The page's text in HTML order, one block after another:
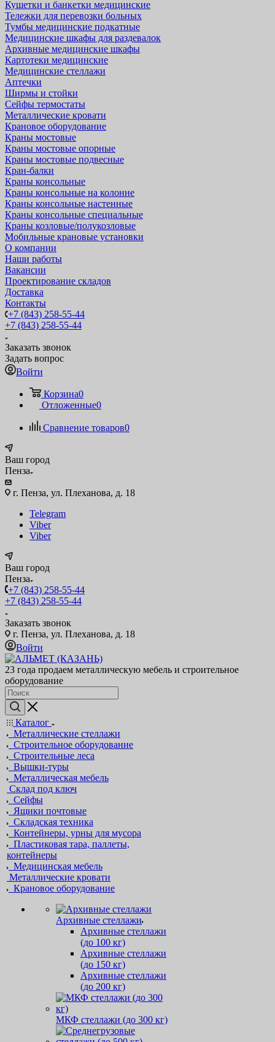
Кушетки и банкетки медицинские
Тележки для перевозки больных
Тумбы медицинские подкатные
Медицинские шкафы для раздевалок
Архивные медицинские шкафы
Картотеки медицинские
Медицинские стеллажи
Аптечки
Ширмы и стойки
Сейфы термостаты
Металлические кровати
Крановое оборудование
Краны мостовые
Краны мостовые опорные
Краны мостовые подвесные
Кран-балки
Краны консольные
Краны консольные на колонне
Краны консольные настенные
Краны консольные специальные
Краны козловые/полукозловые
Мобильные крановые установки
О компании
Наши работы
Вакансии
Проектирование складов
Доставка
Контакты
+7 (843) 258-55-44
+7 (843) 258-55-44
Заказать звонок
Задать вопрос
Войти
Корзина0
Отложенные0
Сравнение товаров0
Ваш город
Пенза
г. Пенза, ул. Плеханова, д. 18
Telegram
Viber
Viber
Ваш город
Пенза
+7 (843) 258-55-44
+7 (843) 258-55-44
Заказать звонок
г. Пенза, ул. Плеханова, д. 18
Войти
23 года продаем металлическую мебель и строительное
оборудование
Каталог
Металлические стеллажи
Строительное оборудование
Строительные леса
Вышки-туры
Металлическая мебель
Склад под ключ
Сейфы
Ящики почтовые
Складская техника
Контейнеры, урны для мусора
Пластиковая тара, паллеты,
контейнеры
Медицинская мебель
Металлические кровати
Крановое оборудование
Архивные стеллажи
Архивные стеллажи
(до 100 кг)
Архивные стеллажи
(до 150 кг)
Архивные стеллажи
(до 200 кг)
МКФ стеллажи (до 300 кг)